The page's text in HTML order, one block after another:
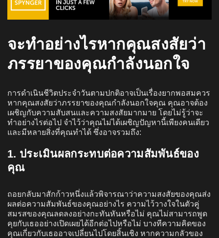
จะทำอย่างไรหากคุณสงสัยว่า
ภรรยาของคุณกำลังนอกใจ
การดำเนินชีวิตประจำวันตามปกติอาจเป็นเรื่องยากพอสมควร
หากคุณสงสัยว่าภรรยาของคุณกำลังนอกใจคุณ คุณอาจต้อง
เผชิญกับความสับสนและความสงสัยมากมาย โดยไม่รู้ว่าจะ
ทำอย่างไรต่อไป จำไว้ว่าคุณไม่ได้เผชิญปัญหานี้เพียงคนเดียว
และมีหลายสิ่งที่คุณทำได้ ซึ่งอาจรวมถึง:
1. ประเมินผลกระทบต่อความสัมพันธ์ของ
คุณ
ถอยกลับมาสักก้าวหนึ่งแล้วพิจารณาว่าความสงสัยของคุณส่ง
ผลต่อความสัมพันธ์ของคุณอย่างไร ความไว้วางใจในตัวคู่
สมรสของคุณลดลงอย่างกะทันหันหรือไม่ คุณไม่สามารถพูด
คุยกับเธออย่างเปิดเผยได้อีกต่อไปหรือไม่ บางทีความคิดของ
คุณเกี่ยวกับเธออาจเปลี่ยนไปโดยสิ้นเชิง หากความกลัวของ